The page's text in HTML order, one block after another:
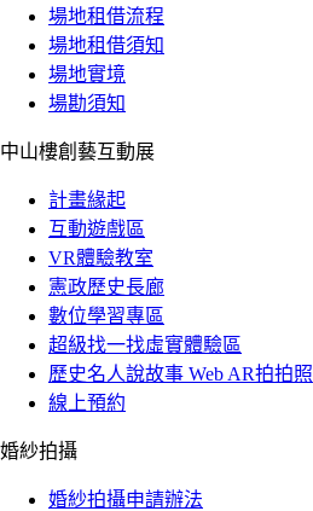
場地租借流程
場地租借須知
場地實境
場勘須知
中山樓創藝互動展
計畫緣起
互動遊戲區
VR體驗教室
憲政歷史長廊
數位學習專區
超級找一找虛實體驗區
歷史名人說故事 Web AR拍拍照
線上預約
婚紗拍攝
婚紗拍攝申請辦法